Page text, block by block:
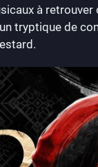
à retrouver
tryptique de